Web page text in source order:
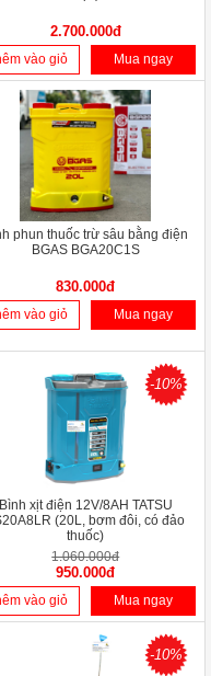
2.700.000đ
vào giỏ Mua ngay
phun thuốc trừ sâu bằng điện
BGAS BGA20C1S
830.000đ
vào giỏ Mua ngay
-10%
Bình xịt điện 12V/8AH TATSU
(20L, bơm đôi, có đảo
thuốc)
1.060.000đ
950.000đ
vào giỏ Mua ngay
-10%